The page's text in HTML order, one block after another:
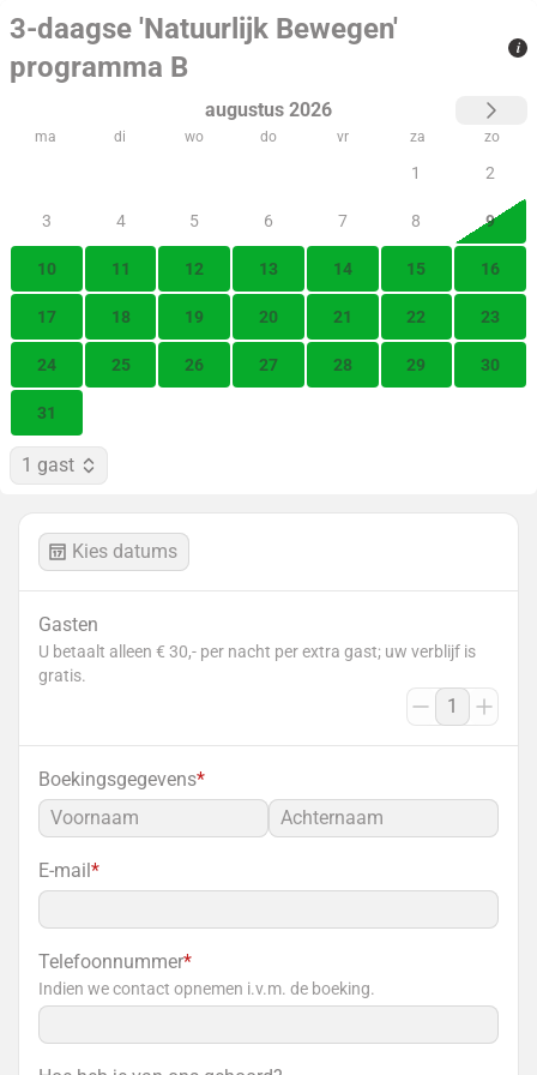
3-daagse 'Natuurlijk Bewegen'
programma B
i
augustus 2026
ma di wo do vr za zo
1 2
3 4 5 6 7 8 9
10 11 12 13 14 15 16
17 18 19 20 21 22 23
24 25 26 27 28 29 30
31
1 gast
Kies datums
Gasten
U betaalt alleen € 30,- per nacht per extra gast; uw verblijf is
gratis.
Boekingsgegevens*
E-mail*
Telefoonnummer*
Indien we contact opnemen i.v.m. de boeking.